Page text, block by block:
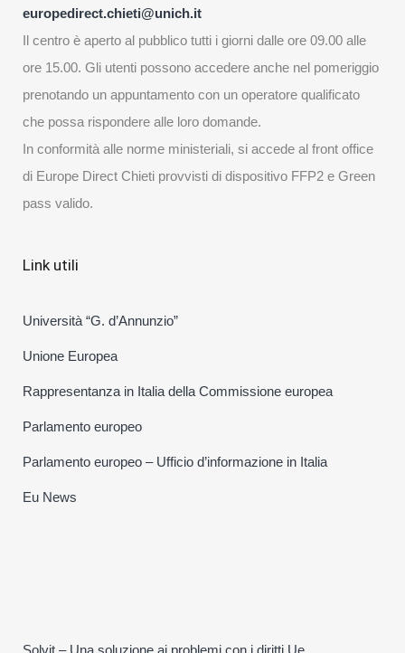
europedirect.chieti@unich.it
Il centro è aperto al pubblico tutti i giorni dalle ore 09.00 alle
ore 15.00. Gli utenti possono accedere anche nel pomeriggio
prenotando un appuntamento con un operatore qualificato
che possa rispondere alle loro domande.
In conformità alle norme ministeriali, si accede al front office
di Europe Direct Chieti provvisti di dispositivo FFP2 e Green
pass valido.
Link utili
Università “G. d’Annunzio”
Unione Europea
Rappresentanza in Italia della Commissione europea
Parlamento europeo
Parlamento europeo – Ufficio d’informazione in Italia
Eu News
Solvit – Una soluzione ai problemi con i diritti Ue